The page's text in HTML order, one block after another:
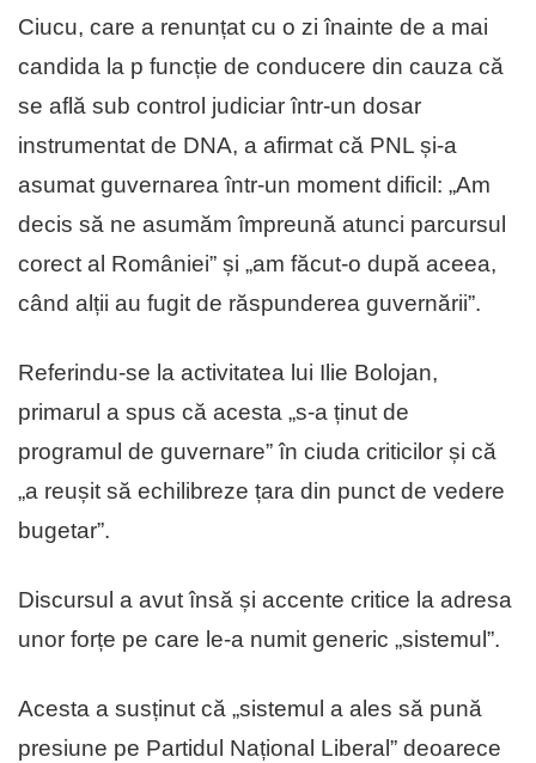
Ciucu, care a renunțat cu o zi înainte de a mai
candida la p funcție de conducere din cauza că
se află sub control judiciar într-un dosar
instrumentat de DNA, a afirmat că PNL și-a
asumat guvernarea într-un moment dificil: „Am
decis să ne asumăm împreună atunci parcursul
corect al României” și „am făcut-o după aceea,
când alții au fugit de răspunderea guvernării”.
Referindu-se la activitatea lui Ilie Bolojan,
primarul a spus că acesta „s-a ținut de
programul de guvernare” în ciuda criticilor și că
„a reușit să echilibreze țara din punct de vedere
bugetar”.
Discursul a avut însă și accente critice la adresa
unor forțe pe care le-a numit generic „sistemul”.
Acesta a susținut că „sistemul a ales să pună
presiune pe Partidul Național Liberal” deoarece